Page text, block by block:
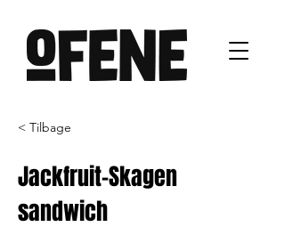
< Tilbage
Jackfruit-Skagen
sandwich